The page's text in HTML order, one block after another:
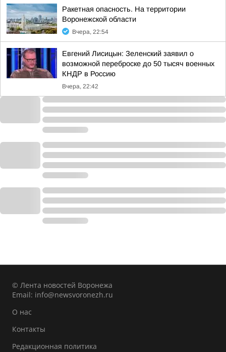
Ракетная опасность. На территории
Воронежской области
Вчера, 22:54
Евгений Лисицын: Зеленский заявил о
возможной переброске до 50 тысяч военных
КНДР в Россию
Вчера, 22:42
© Лента новостей Воронежа
Email: info@newsvoronezh.ru
О нас
Контакты
Редакционная политика